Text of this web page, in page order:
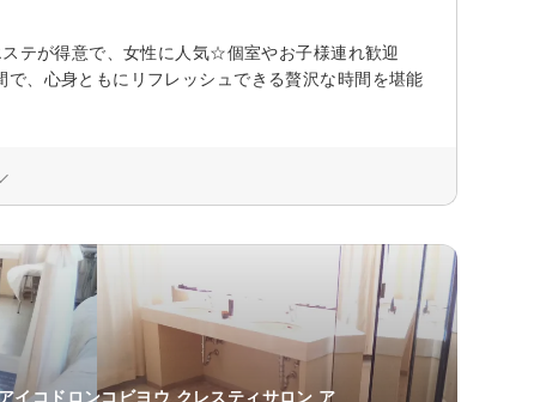
テが得意で、女性に人気☆個室やお子様連れ歓迎
、心身ともにリフレッシュできる贅沢な時間を堪能
イコドロンコビヨウ クレスティサロン ア